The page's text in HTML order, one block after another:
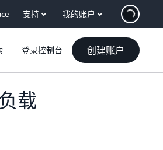
支持 我的账户
登录控制台 创建账户
载